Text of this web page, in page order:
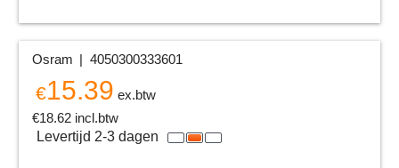
Osram 4050300333601
€15.39 ex.btw
€18.62 incl.btw
Levertijd 2-3 dagen